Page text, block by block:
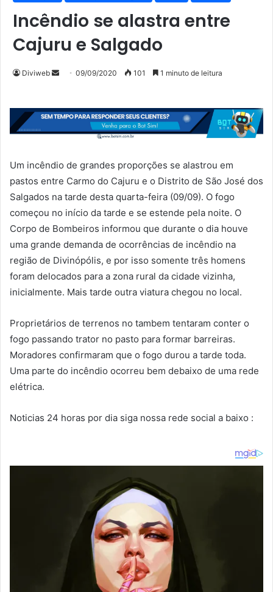
Incêndio se alastra entre
Cajuru e Salgado
Diviweb
Mande
mail
09/09/2020 101 1 minuto de leitura
Um incêndio de grandes proporções se alastrou em
pastos entre Carmo do Cajuru e o Distrito de São José dos
Salgados na tarde desta quarta-feira (09/09). O fogo
começou no início da tarde e se estende pela noite. O
Corpo de Bombeiros informou que durante o dia houve
uma grande demanda de ocorrências de incêndio na
região de Divinópólis, e por isso somente três homens
foram delocados para a zona rural da cidade vizinha,
inicialmente. Mais tarde outra viatura chegou no local.
Proprietários de terrenos no tambem tentaram conter o
fogo passando trator no pasto para formar barreiras.
Moradores confirmaram que o fogo durou a tarde toda.
Uma parte do incêndio ocorreu bem debaixo de uma rede
elétrica.
Noticias 24 horas por dia siga nossa rede social a baixo :